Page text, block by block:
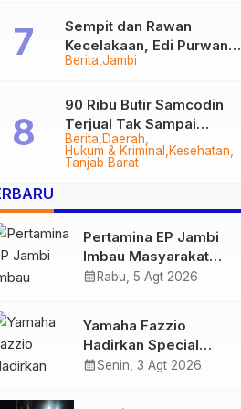
Berita Jambi
Sempit dan Rawan
Kecelakaan, Edi Purwanto
Targetkan Jalan Lintas
2028
Berita Daerah
Hukum & Kriminal
Kesehatan
Tanjab Barat
90 Ribu Butir Samcodin
Terjual Tak Sampai
Setahun, Indra Safari
Desak Audit Menyeluruh
Pertamina EP Jambi
Imbau Masyarakat
Tidak Beraktivitas di
Bersama
calendar_month Rabu, 5 Agt 2026
Yamaha Fazzio
Hadirkan Special
Edition Sunset Blue,
calendar_monthSenin, 3 Agt 2026